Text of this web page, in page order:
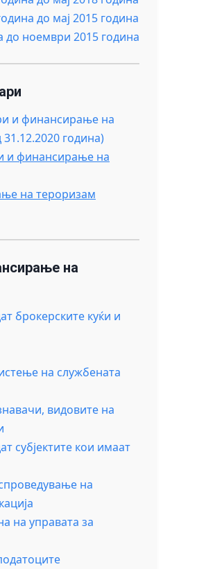
до мај 2015 година
до ноември 2015 година
и финансирање на
година)
и финансирање на
на тероризам
на
брокерските куќи и
на службената
видовите на
субјектите кои имаат
на
на управата за